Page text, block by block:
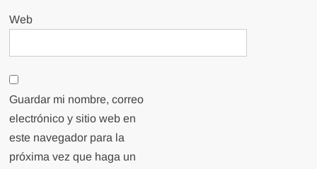
Web
Guardar mi nombre, correo
electrónico y sitio web en
este navegador para la
próxima vez que haga un